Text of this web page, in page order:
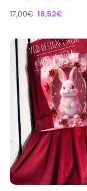
17,00€ 18,52€